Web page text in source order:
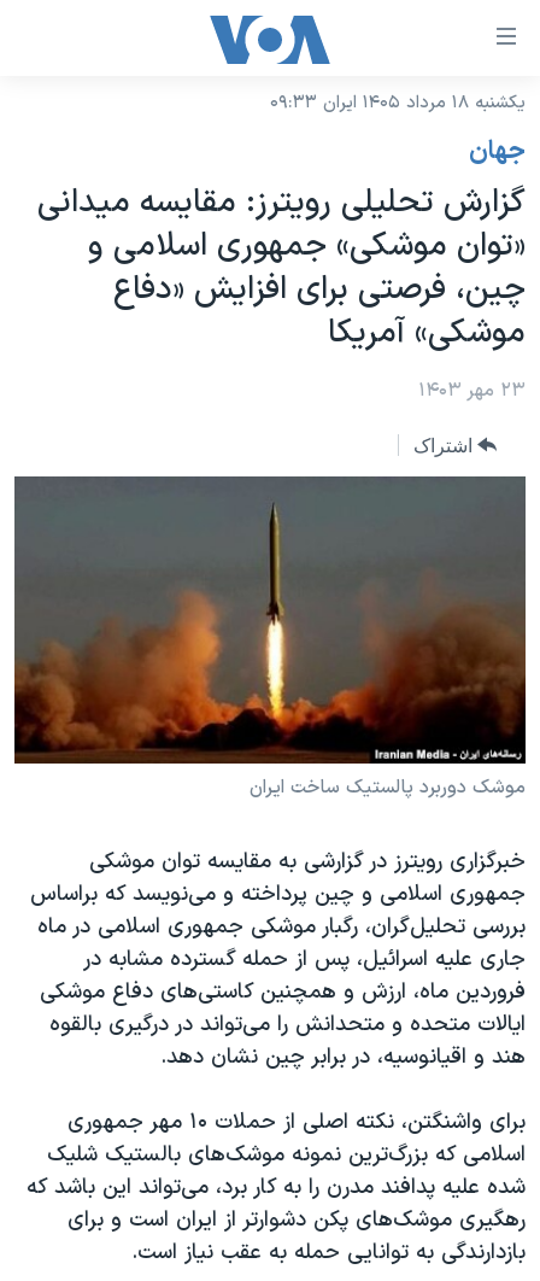
لینکهای
دسترسی
جهش
محتوای
اصلی
جهش
صفحه
جهش
جستجو
نسخه سبک وب‌سایت
موضوع ها
ایران
آمریکا
جهان
ورزشی
گزیده‌ها
ویژه برنامه‌ها
حقوق شهروندی
علم و فناوری
اسرائیل در جنگ
گالری عکس
برنامه های تلویزیونی
جدول برنامه ها
صفحه‌های ویژه
جام جهانی ۲۰۲۶
عملیات خشم حماسی
۲۵۰سالگی آمریکا
انتخابات ریاست جمهوری آمریکا ۲۰۲۴
حمله جمهوری اسلامی به اسرائیل
رمز مهسا
ورزش زنان در ایران
اعتراضات زن، زندگی، آزادی
تریبونال مردمی آبان ۹۸
دادگاه حمید نوری
چهل سال گروگان‌گیری
قانون شفافیت دارائی کادر رهبری ایران
اعتراضات مردمی آبان ۹۸
نرگس محمدی برنده جایزه نوبل صلح
همایش محافظه‌کاران آمریکا «سی‌پک»
صفحه‌های ویژه
سفر پرزیدنت ترامپ به چین
فرکانس‌های صدای آمریکا
پخش رادیویی
زبانهای مختلف
یکشنبه ۱۸ مرداد ۱۴۰۵ ایران ۰۹:۳۳
جهان
گزارش تحلیلی رویترز: مقایسه میدانی
«توان موشکی» جمهوری اسلامی و
چین، فرصتی برای افزایش «دفاع
موشکی» آمریکا
۲۳ مهر ۱۴۰۳
اشتراک
موشک دوربرد پالستیک ساخت ایران
خبرگزاری رویترز در گزارشی به مقایسه توان موشکی
جمهوری اسلامی و چین پرداخته و می‌نویسد که براساس
بررسی تحلیل‌گران، رگبار موشکی جمهوری اسلامی در ماه
جاری علیه اسرائیل، پس از حمله گسترده مشابه در
فروردین ماه، ارزش و همچنین کاستی‌های دفاع موشکی
ایالات متحده و متحدانش را می‌تواند در درگیری بالقوه
هند و اقیانوسیه، در برابر چین نشان دهد.
برای واشنگتن، نکته اصلی از حملات ۱۰ مهر جمهوری
اسلامی که بزرگ‌ترین نمونه موشک‌های بالستیک شلیک
شده علیه پدافند مدرن را به کار برد، می‌تواند این باشد که
رهگیری موشک‌های پکن دشوارتر از ایران است و برای
بازدارندگی به توانایی حمله به عقب نیاز است.